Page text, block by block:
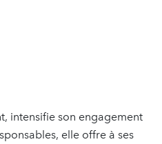
intensifie son engagement
elle offre à ses